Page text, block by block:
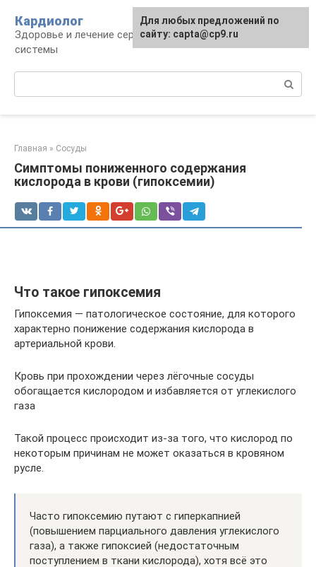
контенту
Кардиолог
Здоровье и лечение сердечно-сосудистой
системы
Главная » Сосуды
Симптомы пониженного содержания
кислорода в крови (гипоксемии)
Что такое гипоксемия
Гипоксемия — патологическое состояние, для которого
характерно понижение содержания кислорода в
артериальной крови.
Кровь при прохождении через лёгочные сосуды
обогащается кислородом и избавляется от углекислого
газа
Такой процесс происходит из-за того, что кислород по
некоторым причинам не может оказаться в кровяном
русле.
Часто гипоксемию путают с гиперкапнией
(повышением парциального давления углекислого
газа), а также гипоксией (недостаточным
поступлением в ткани кислорода), хотя всё это
Для любых предложений по
сайту: capta@cp9.ru